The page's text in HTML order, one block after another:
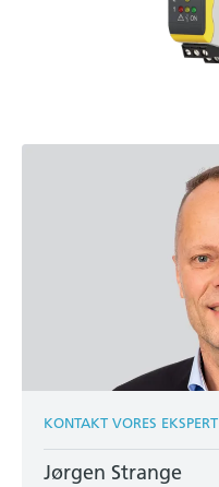
KONTAKT VORES EKSPERT
Jørgen Strange